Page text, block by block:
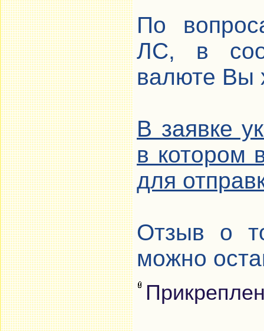
По
ЛС, в
валюте Вы
В заявке
в котором
для
Отзыв о
можно